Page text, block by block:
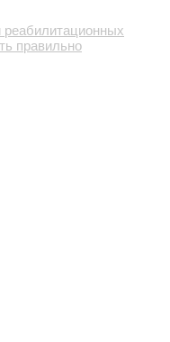
правильно